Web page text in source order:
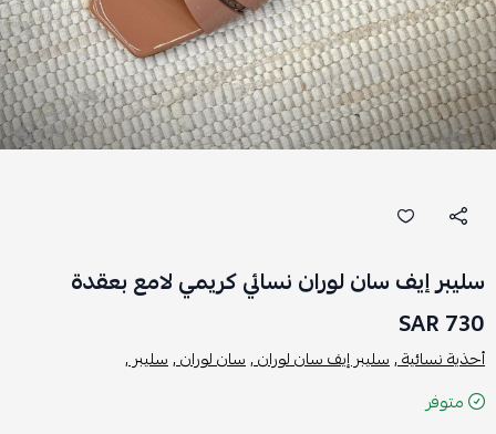
سليبر إيف سان لوران نسائي كريمي لامع بعقدة
730 SAR
أحذية نسائية ,سليبر إيف سان لوران ,سان لوران ,سليبر ,
متوفر